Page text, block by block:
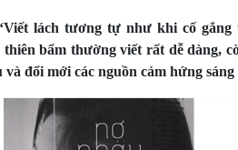
lách tương tự như khi cố gắng
bẩm thường viết rất dễ dàng,
đổi mới các nguồn cảm hứng sáng